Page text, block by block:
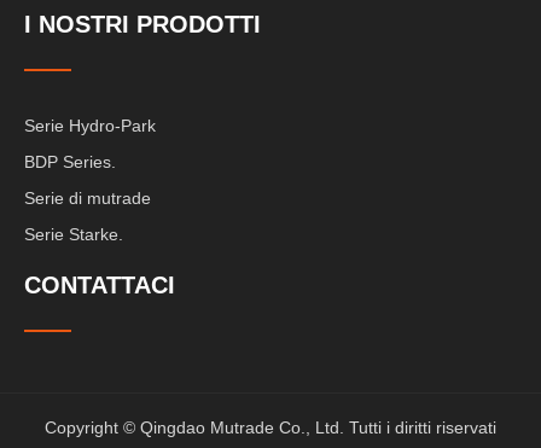
I NOSTRI PRODOTTI
Serie Hydro-Park
BDP Series.
Serie di mutrade
Serie Starke.
CONTATTACI
Copyright © Qingdao Mutrade Co., Ltd. Tutti i diritti riservati